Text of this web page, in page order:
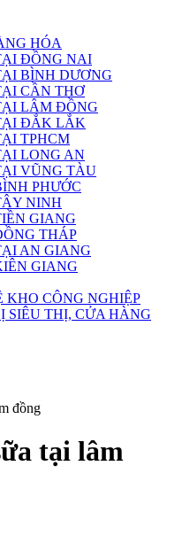
HÓA
ĐỒNG NAI
BÌNH DƯƠNG
CẦN THƠ
LÂM ĐỒNG
ĐẮK LẮK
TPHCM
LONG AN
VŨNG TÀU
PHƯỚC
NINH
GIANG
THÁP
AN GIANG
GIANG
KHO CÔNG NGHIỆP
SIÊU THỊ, CỬA HÀNG
đồng
tại lâm